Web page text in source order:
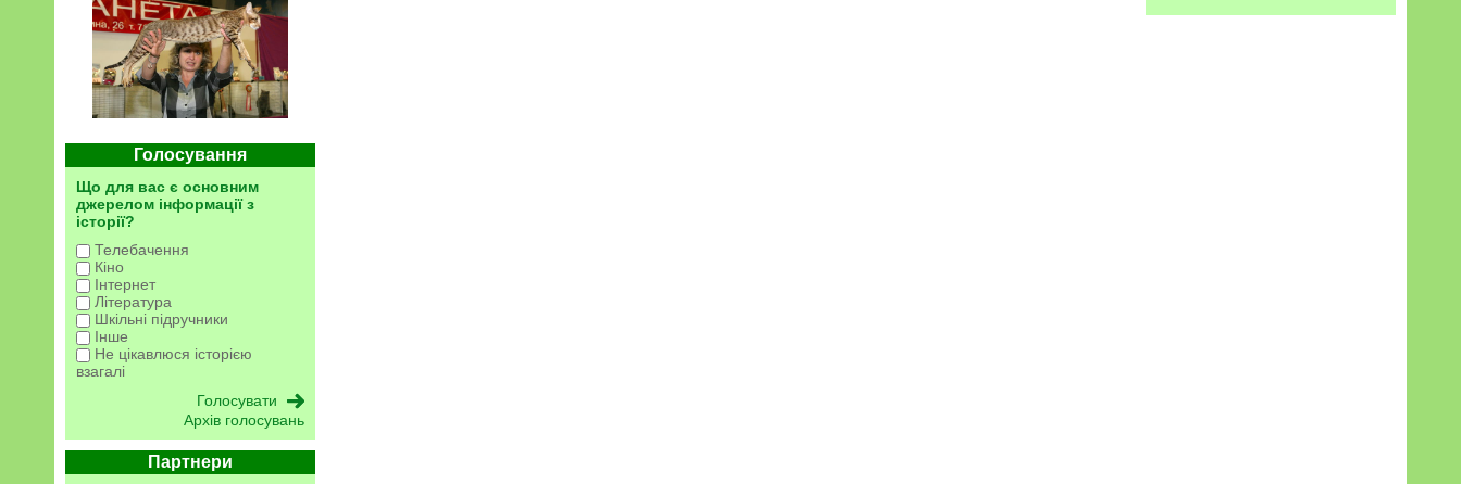
Голосування
Що для вас є основним
джерелом інформації з
історії?
Телебачення
Кіно
Інтернет
Література
Шкільні підручники
Інше
Не цікавлюся історією
взагалі
Архів голосувань
Партнери